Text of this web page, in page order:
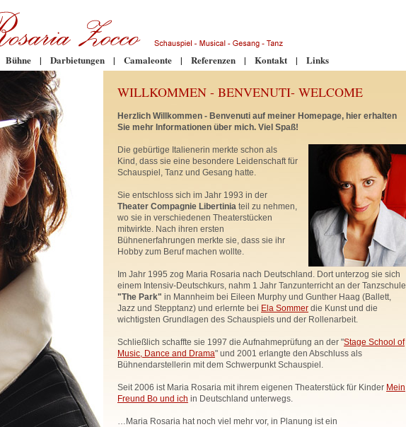
Bühne | Darbietungen | Camaleonte | Referenzen | Kontakt | Links
WILLKOMMEN - BENVENUTI- WELCOME
Herzlich Willkommen - Benvenuti auf meiner Homepage, hier erhalten
Sie mehr Informationen über mich. Viel Spaß!
Die gebürtige Italienerin merkte schon als
Kind, dass sie eine besondere Leidenschaft für
Schauspiel, Tanz und Gesang hatte.
Sie entschloss sich im Jahr 1993 in der
Theater Compagnie Libertinia teil zu nehmen,
wo sie in verschiedenen Theaterstücken
mitwirkte. Nach ihren ersten
Bühnenerfahrungen merkte sie, dass sie ihr
Hobby zum Beruf machen wollte.
Im Jahr 1995 zog Maria Rosaria nach Deutschland. Dort unterzog sie sich
einem Intensiv-Deutschkurs, nahm 1 Jahr Tanzunterricht an der Tanzschule
"The Park" in Mannheim bei Eileen Murphy und Gunther Haag (Ballett,
Jazz und Stepptanz) und erlernte bei Ela Sommer die Kunst und die
wichtigsten Grundlagen des Schauspiels und der Rollenarbeit.
Schließlich schaffte sie 1997 die Aufnahmeprüfung an der "Stage School of
Music, Dance and Drama" und 2001 erlangte den Abschluss als
Bühnendarstellerin mit dem Schwerpunkt Schauspiel.
Seit 2006 ist Maria Rosaria mit ihrem eigenen Theaterstück für Kinder Mein
Freund Bo und ich in Deutschland unterwegs.
…Maria Rosaria hat noch viel mehr vor, in Planung ist ein